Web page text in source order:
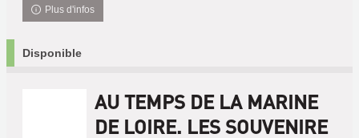
Plus d'infos
Disponible
AU TEMPS DE LA MARINE
DE LOIRE. LES SOUVENIRE